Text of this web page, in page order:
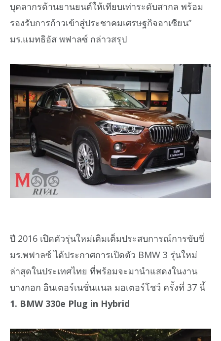
บุคลากรด้านยานยนต์ให้เทียบเท่าระดับสากล พร้อม
รองรับการก้าวเข้าสู่ประชาคมเศรษฐกิจอาเซียน”
มร.แมทธิอัส พฟาลซ์ กล่าวสรุป
ปี 2016 เปิดตัวรุ่นใหม่เติมเต็มประสบการณ์การขับขี่
มร.พฟาลซ์ ได้ประกาศการเปิดตัว BMW 3 รุ่นใหม่
ล่าสุดในประเทศไทย ที่พร้อมจะมานำแสดงในงาน
บางกอก อินเตอร์เนชั่นแนล มอเตอร์โชว์ ครั้งที่ 37 นี้
1. BMW 330e Plug in Hybrid